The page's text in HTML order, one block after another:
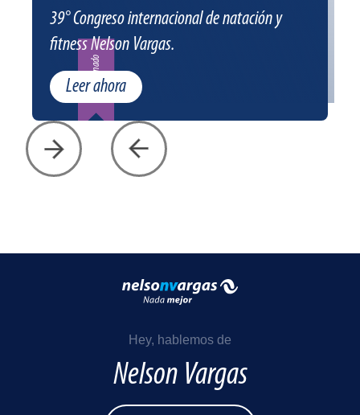
Patrocinado
39° Congreso internacional de natación y
fitness Nelson Vargas.
Leer ahora
Hey, hablemos de
Nelson Vargas